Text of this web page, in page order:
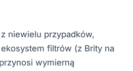
niewielu przypadków,
filtrów (z Brity na
wymierną